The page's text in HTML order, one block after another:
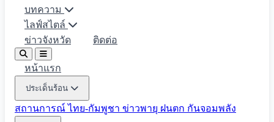
บทความ
ไลฟ์สไตล์
ข่าวจังหวัด
ติดต่อ
หน้าแรก
ประเด็นร้อน
สถานการณ์ ไทย-กัมพูชา ข่าวพายุ ฝนตก กันจอมพลัง